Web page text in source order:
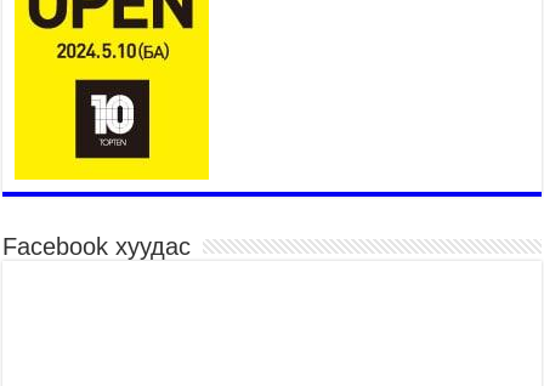
Төв цэнгэлдэхийн эргэн тойронд
2026 оны 7 сар 15 / 10 цаг 58 минут
Үндэсний их баяр наадмын шагайн харваа
насанд хүрэгчдийн багийн харваагаар
үргэлжилж байна
2026 оны 7 сар 15 / 10 цаг 52 минут
Үндэсний их баяр наадмын хүчит бөхийн
Facebook хуудас